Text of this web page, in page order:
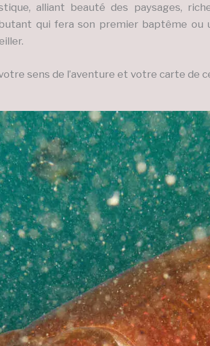
alliant beauté des paysages,
qui fera son premier baptême ou
sens de l’aventure et votre carte de